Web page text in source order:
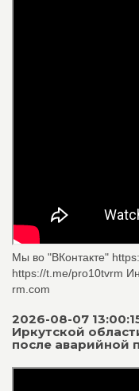
Мы во "ВКонтакте"
https://t.me/pro10tvrm
rm.com
2026-08-07
Иркутской
после аварийной